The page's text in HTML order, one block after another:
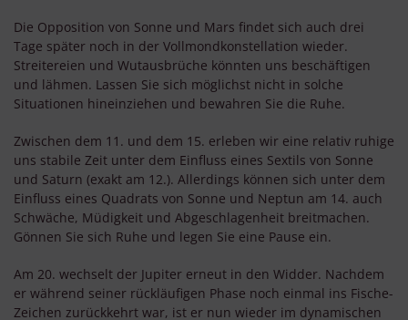
Die Opposition von Sonne und Mars findet sich auch drei
Tage später noch in der Vollmondkonstellation wieder.
Streitereien und Wutausbrüche könnten uns beschäftigen
und lähmen. Lassen Sie sich möglichst nicht in solche
Situationen hineinziehen und bewahren Sie die Ruhe.
Zwischen dem 11. und dem 15. erleben wir eine relativ ruhige
uns stabile Zeit unter dem Einfluss eines Sextils von Sonne
und Saturn (exakt am 12.). Allerdings können sich unter dem
Einfluss eines Quadrats von Sonne und Neptun am 14. auch
Schwäche, Müdigkeit und Abgeschlagenheit breitmachen.
Gönnen Sie sich Ruhe und legen Sie eine Pause ein.
Am 20. wechselt der Jupiter erneut in den Widder. Nachdem
er während seiner rückläufigen Phase noch einmal ins Fische-
Zeichen zurückkehrt war, ist er nun wieder im dynamischen